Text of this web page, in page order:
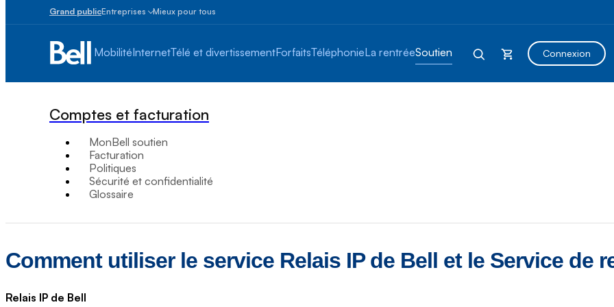
Grand publicEntreprises
entreprises
100
Moyennes
et
grandes
Plus
de
100
employés
Mieux pour tous
MobilitéInternetTélé et divertissementForfaitsTéléphonieLa rentréeSoutien Connexion
Comptes et facturation
MonBell soutien
Facturation
Politiques
Sécurité et confidentialité
Glossaire
Comment utiliser le service Relais IP de Bell et le Service de
Relais IP de Bell